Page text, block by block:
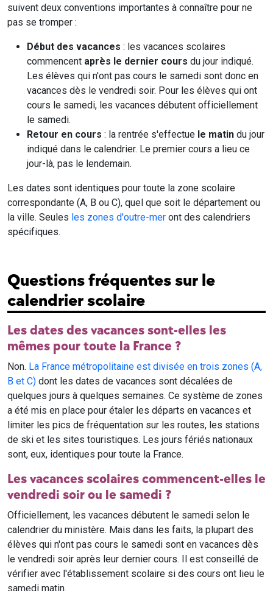
suivent deux conventions importantes à connaître pour ne
pas se tromper :
Début des vacances : les vacances scolaires
commencent après le dernier cours du jour indiqué.
Les élèves qui n'ont pas cours le samedi sont donc en
vacances dès le vendredi soir. Pour les élèves qui ont
cours le samedi, les vacances débutent officiellement
le samedi.
Retour en cours : la rentrée s'effectue le matin du jour
indiqué dans le calendrier. Le premier cours a lieu ce
jour-là, pas le lendemain.
Les dates sont identiques pour toute la zone scolaire
correspondante (A, B ou C), quel que soit le département ou
la ville. Seules les zones d'outre-mer ont des calendriers
spécifiques.
Questions fréquentes sur le
calendrier scolaire
Les dates des vacances sont-elles les
mêmes pour toute la France ?
Non. La France métropolitaine est divisée en trois zones (A,
B et C) dont les dates de vacances sont décalées de
quelques jours à quelques semaines. Ce système de zones
a été mis en place pour étaler les départs en vacances et
limiter les pics de fréquentation sur les routes, les stations
de ski et les sites touristiques. Les jours fériés nationaux
sont, eux, identiques pour toute la France.
Les vacances scolaires commencent-elles le
vendredi soir ou le samedi ?
Officiellement, les vacances débutent le samedi selon le
calendrier du ministère. Mais dans les faits, la plupart des
élèves qui n'ont pas cours le samedi sont en vacances dès
le vendredi soir après leur dernier cours. Il est conseillé de
vérifier avec l'établissement scolaire si des cours ont lieu le
samedi matin.